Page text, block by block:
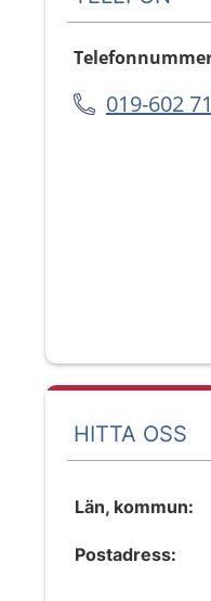
019-602
HITTA OSS
Län, kommun:
Postadress: